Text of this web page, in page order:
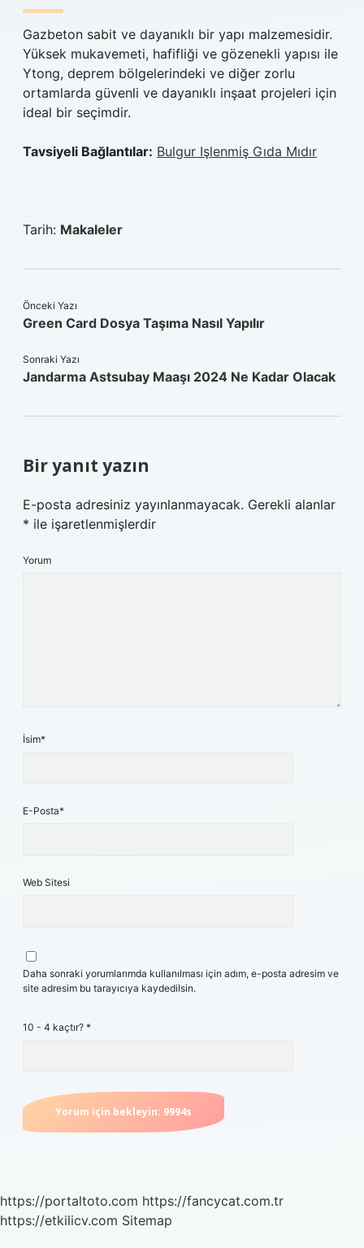
Gazbeton sabit ve dayanıklı bir yapı malzemesidir.
Yüksek mukavemeti, hafifliği ve gözenekli yapısı ile
Ytong, deprem bölgelerindeki ve diğer zorlu
ortamlarda güvenli ve dayanıklı inşaat projeleri için
ideal bir seçimdir.
Tavsiyeli Bağlantılar: Bulgur Işlenmiş Gıda Mıdır
Tarih: Makaleler
Önceki Yazı
Green Card Dosya Taşıma Nasıl Yapılır
Sonraki Yazı
Jandarma Astsubay Maaşı 2024 Ne Kadar Olacak
Bir yanıt yazın
E-posta adresiniz yayınlanmayacak. Gerekli alanlar
* ile işaretlenmişlerdir
Yorum
İsim*
E-Posta*
Web Sitesi
Daha sonraki yorumlarımda kullanılması için adım, e-posta adresim ve
site adresim bu tarayıcıya kaydedilsin.
10 - 4 kaçtır? *
https://portaltoto.com https://fancycat.com.tr
https://etkilicv.com Sitemap